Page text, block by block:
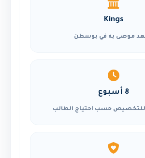
Kings
موصى به في بوسطن
8 أسبوع
للتخصيص حسب احتياج الطالب